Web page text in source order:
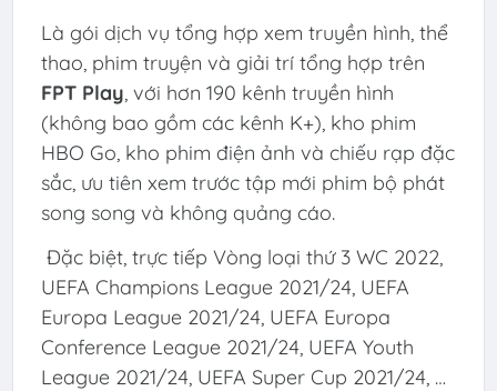
Là gói dịch vụ tổng hợp xem truyền hình, thể
thao, phim truyện và giải trí tổng hợp trên
FPT Play, với hơn 190 kênh truyền hình
(không bao gồm các kênh K+), kho phim
HBO Go, kho phim điện ảnh và chiếu rạp đặc
sắc, ưu tiên xem trước tập mới phim bộ phát
song song và không quảng cáo.
Đặc biệt, trực tiếp Vòng loại thứ 3 WC 2022,
UEFA Champions League 2021/24, UEFA
Europa League 2021/24, UEFA Europa
Conference League 2021/24, UEFA Youth
League 2021/24, UEFA Super Cup 2021/24, …